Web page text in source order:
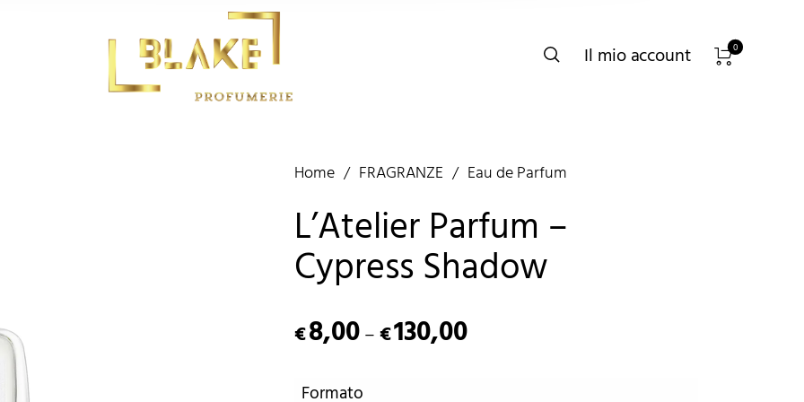
Il mio account 0
Home / FRAGRANZE / Eau de Parfum
L’Atelier Parfum –
Cypress Shadow
€8,00–€130,00
Formato